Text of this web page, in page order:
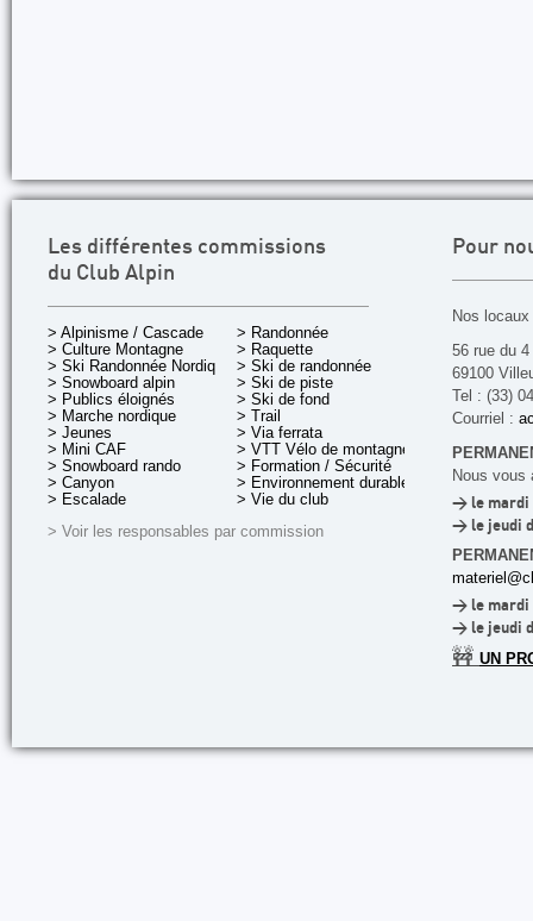
Les différentes commissions
du Club Alpin
> Alpinisme / Cascade
> Culture Montagne
> Ski Randonnée Nordique
> Snowboard alpin
> Publics éloignés
> Marche nordique
> Jeunes
> Mini CAF
> Snowboard rando
> Canyon
> Escalade
> Randonnée
> Raquette
> Ski de randonnée
> Ski de piste
> Ski de fond
> Trail
> Via ferrata
> VTT Vélo de montagne
> Formation / Sécurité
> Environnement durable
> Vie du club
> Voir les responsables par commission
Pour
Nos
56 rue du
69100
Tel : (33)
Courriel :
Nous vous
> le mardi
> le jeudi
> le mardi
> le jeudi
🚧 UN